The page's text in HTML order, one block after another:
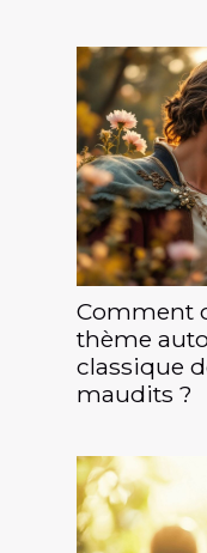
Comment
thème
classique
maudits ?